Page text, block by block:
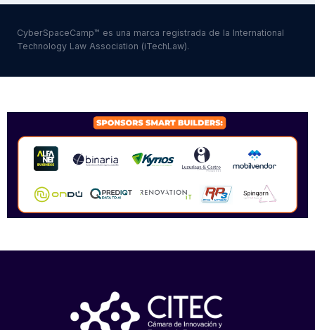
CyberSpaceCamp™ es una marca registrada de la International
Technology Law Association (iTechLaw).